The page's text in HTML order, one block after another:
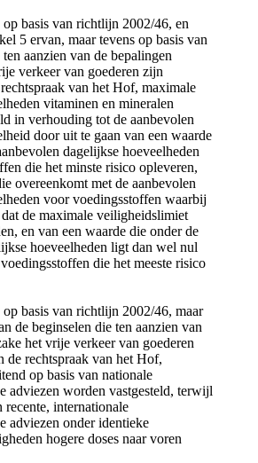
basis van richtlijn 2002/46, en
5 ervan, maar tevens op basis van
aanzien van de bepalingen
verkeer van goederen zijn
van het Hof, maximale
vitaminen en mineralen
in verhouding tot de aanbevolen
door uit te gaan van een waarde
dagelijkse hoeveelheden
die het minste risico opleveren,
overeenkomt met de aanbevolen
voor voedingsstoffen waarbij
dat de maximale veiligheidslimiet
en van een waarde die onder de
hoeveelheden ligt dan wel nul
die het meeste risico
basis van richtlijn 2002/46, maar
de beginselen die ten aanzien van
het vrije verkeer van goederen
rechtspraak van het Hof,
op basis van nationale
adviezen worden vastgesteld, terwijl
recente, internationale
adviezen onder identieke
hogere doses naar voren